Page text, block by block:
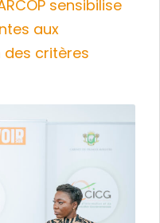
sensibilise
aux
des critères